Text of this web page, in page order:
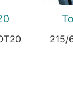
215/